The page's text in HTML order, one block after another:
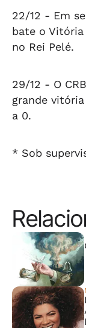
22/12 - Em
bate o
no Rei Pelé.
29/12 - O
grande
a 0.
* Sob